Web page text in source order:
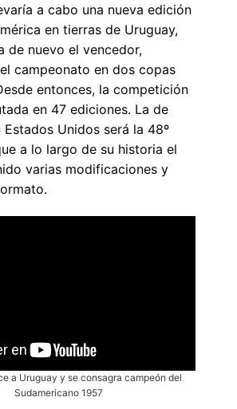
a cabo una nueva edición
en tierras de Uruguay,
de nuevo el vencedor,
campeonato en dos copas
entonces, la competición
en 47 ediciones. La de
Unidos será la 48º
a lo largo de su historia el
varias modificaciones y
a Uruguay y se consagra campeón del
Sudamericano 1957